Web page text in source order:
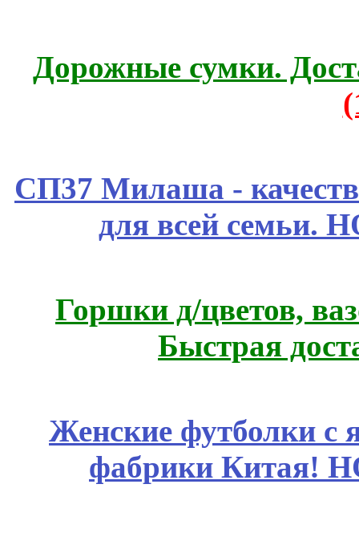
Дорожные сумки.
СП37 Милаша -
для всей семьи.
Горшки д/цветов,
Быстрая
Женские футболки с
фабрики Китая!